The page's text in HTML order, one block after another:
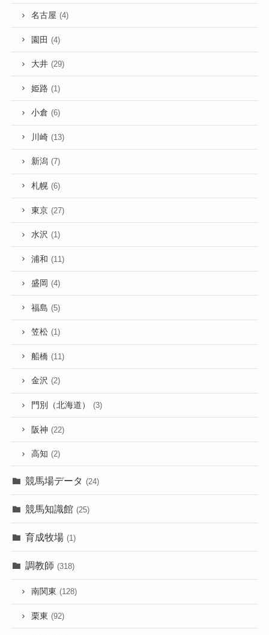
名古屋 (4)
園田 (4)
大井 (29)
姫路 (1)
小倉 (6)
川崎 (13)
新潟 (7)
札幌 (6)
東京 (27)
水沢 (1)
浦和 (11)
盛岡 (4)
福島 (5)
笠松 (1)
船橋 (11)
金沢 (2)
門別（北海道） (3)
阪神 (22)
高知 (2)
競馬場データ (24)
競馬知識館 (25)
育成牧場 (1)
調教師 (318)
南関東 (128)
栗東 (92)